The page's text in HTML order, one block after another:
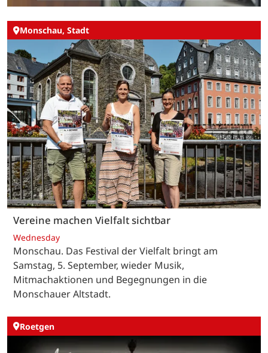
Monschau, Stadt
Vereine machen Vielfalt sichtbar
Wednesday
Monschau. Das Festival der Vielfalt bringt am
Samstag, 5. September, wieder Musik,
Mitmachaktionen und Begegnungen in die
Monschauer Altstadt.
Roetgen